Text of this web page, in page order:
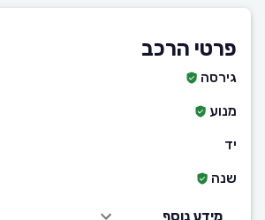
פרטי הרכב
גירסה
מנוע
יד
שנה
מידע נוסף